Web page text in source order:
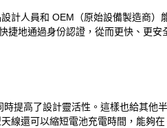
人員和 OEM（原始設備製造商
地通過身份認證，從而更快、更
提高了設計靈活性。這樣也給其
線還可以縮短電池充電時間，能夠